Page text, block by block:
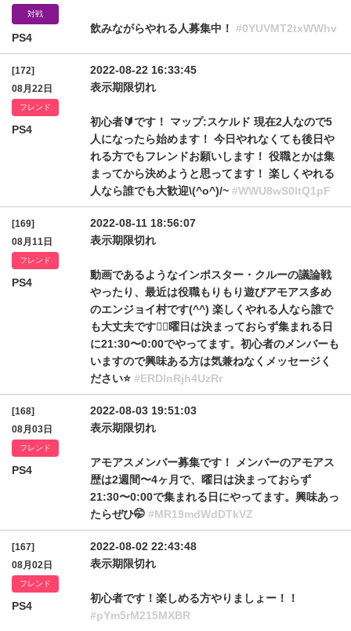
対戦
PS4
飲みながらやれる人募集中！ #0YUVMT2txWWhv
[172]
08月22日
フレンド
PS4
2022-08-22 16:33:45
表示期限切れ
初心者🔰です！ マップ:スケルド 現在2人なので5
人になったら始めます！ 今日やれなくても後日や
れる方でもフレンドお願いします！ 役職とかは集
まってから決めようと思ってます！ 楽しくやれる
人なら誰でも大歓迎\(^o^)/~ #WWU8wS0ltQ1pF
[169]
08月11日
フレンド
PS4
2022-08-11 18:56:07
表示期限切れ
動画であるようなインポスター・クルーの議論戦
やったり、最近は役職もりもり遊びアモアス多め
のエンジョイ村です(^^) 楽しくやれる人なら誰で
も大丈夫です🙆‍♂️曜日は決まっておらず集まれる日
に21:30〜0:00でやってます。初心者のメンバーも
いますので興味ある方は気兼ねなくメッセージく
ださい⭐️ #ERDlnRjh4UzRr
[168]
08月03日
フレンド
PS4
2022-08-03 19:51:03
表示期限切れ
アモアスメンバー募集です！ メンバーのアモアス
歴は2週間〜4ヶ月で、曜日は決まっておらず
21:30〜0:00で集まれる日にやってます。興味あっ
たらぜひ🤭 #MR19mdWdDTkVZ
[167]
08月02日
フレンド
PS4
2022-08-02 22:43:48
表示期限切れ
初心者です！楽しめる方やりましょー！！
#pYm5rM215MXBR